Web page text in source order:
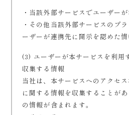
・当該外部サービスでユーザー
・その他当該外部サービスのプ
ーザーが連携先に開示を認めた
(3) ユーザーが本サービスを利用
収集する情報
当社は、本サービスへのアクセ
に関する情報を収集することが
の情報が含まれます。